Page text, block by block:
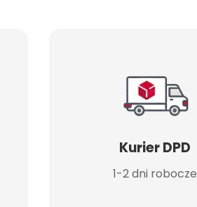
Kurier DPD
1-2 dni robocze